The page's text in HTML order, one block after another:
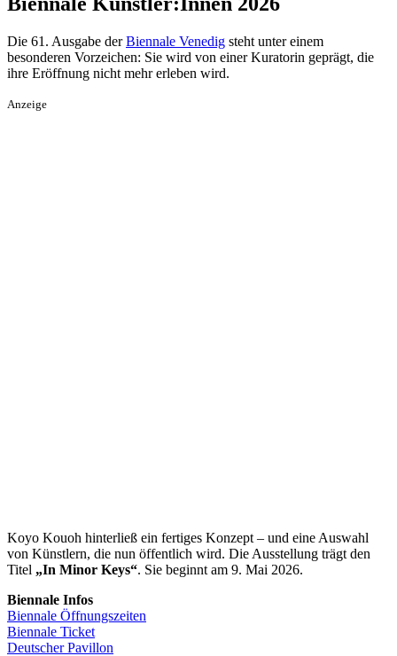
Die 61. Ausgabe derBiennale Venedig steht unter einem
besonderen Vorzeichen: Sie wird von einer Kuratorin geprägt, die
ihre Eröffnung nicht mehr erleben wird.
Anzeige
Koyo Kouoh hinterließ ein fertiges Konzept – und eine Auswahl
von Künstlern, die nun öffentlich wird. Die Ausstellung trägt den
Titel „In Minor Keys“. Sie beginnt am 9. Mai 2026.
Biennale Infos
Biennale Öffnungszeiten
Biennale Ticket
Deutscher Pavillon